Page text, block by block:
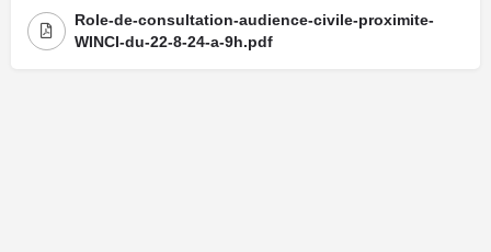
Role-de-consultation-audience-civile-proximite-
WINCI-du-22-8-24-a-9h.pdf